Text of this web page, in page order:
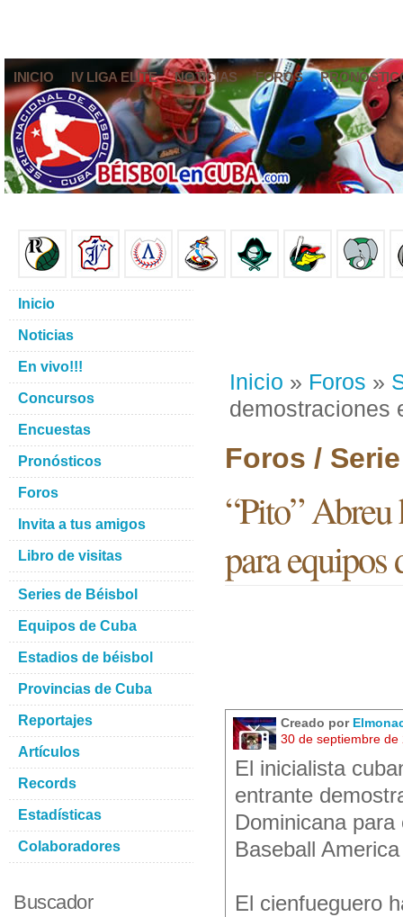
INICIO IV LIGA ELITE NOTICIAS FOROS
Inicio » Foros »
demostraciones
Foros /
“Pito”
para equipos
Creado por
30 de septiembre de
El inicialista
entrante
Dominicana
Baseball
El cienfueguero
Inicio
Noticias
En vivo!!!
Concursos
Encuestas
Pronósticos
Foros
Invita a tus amigos
Libro de visitas
Series de Béisbol
Equipos de Cuba
Estadios de béisbol
Provincias de Cuba
Reportajes
Artículos
Records
Estadísticas
Colaboradores
Buscador